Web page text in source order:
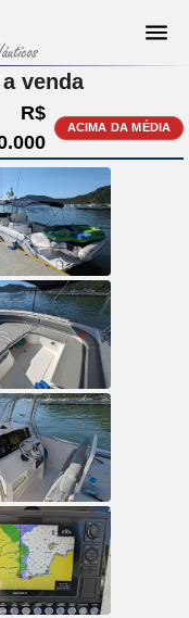
venda
R$
ACIMA DA MÉDIA